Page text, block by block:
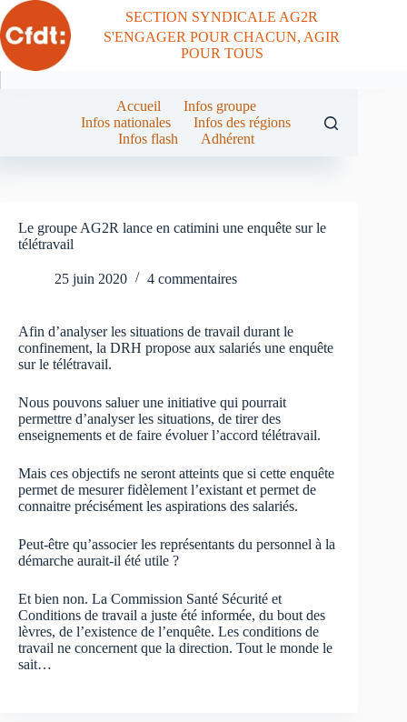
Passer
au
contenu
SECTION SYNDICALE AG2R
S'ENGAGER POUR CHACUN, AGIR
POUR TOUS
Accueil
Infos groupe
Infos nationales
Infos des régions
Infos flash
Adhérent
Le groupe AG2R lance en catimini une enquête sur le
télétravail
25 juin 2020 4 commentaires
Afin d’analyser les situations de travail durant le
confinement, la DRH propose aux salariés une enquête
sur le télétravail.
Nous pouvons saluer une initiative qui pourrait
permettre d’analyser les situations, de tirer des
enseignements et de faire évoluer l’accord télétravail.
Mais ces objectifs ne seront atteints que si cette enquête
permet de mesurer fidèlement l’existant et permet de
connaitre précisément les aspirations des salariés.
Peut-être qu’associer les représentants du personnel à la
démarche aurait-il été utile ?
Et bien non. La Commission Santé Sécurité et
Conditions de travail a juste été informée, du bout des
lèvres, de l’existence de l’enquête. Les conditions de
travail ne concernent que la direction. Tout le monde le
sait…